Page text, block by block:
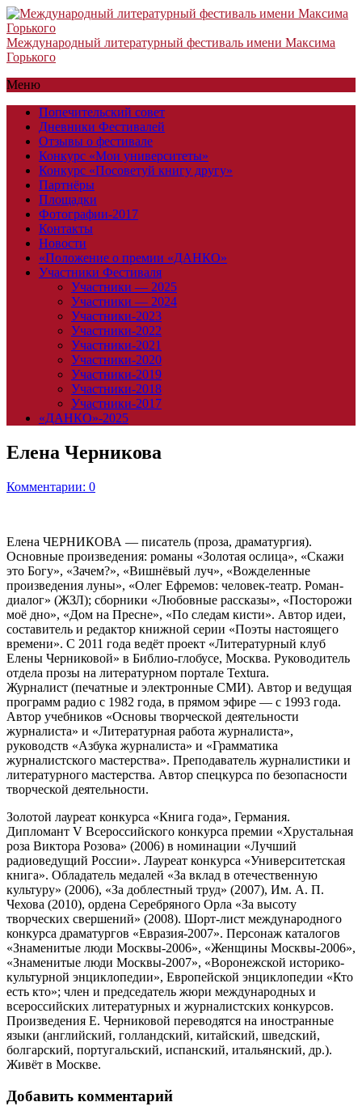
Международный литературный фестиваль имени Максима
Горького
Меню
Попечительский совет
Дневники Фестивалей
Отзывы о фестивале
Конкурс «Мои университеты»
Конкурс «Посоветуй книгу другу»
Партнёры
Площадки
Фотографии-2017
Контакты
Новости
«Положение о премии «ДАНКО»
Участники Фестиваля
Участники — 2025
Участники — 2024
Участники-2023
Участники-2022
Участники-2021
Участники-2020
Участники-2019
Участники-2018
Участники-2017
«ДАНКО»-2025
Елена Черникова
Комментарии: 0
Елена ЧЕРНИКОВА — писатель (проза, драматургия).
Основные произведения: романы «Золотая ослица», «Скажи
это Богу», «Зачем?», «Вишнёвый луч», «Вожделенные
произведения луны», «Олег Ефремов: человек-театр. Роман-
диалог» (ЖЗЛ); сборники «Любовные рассказы», «Посторожи
моё дно», «Дом на Пресне», «По следам кисти». Автор идеи,
составитель и редактор книжной серии «Поэты настоящего
времени». С 2011 года ведёт проект «Литературный клуб
Елены Черниковой» в Библио-глобусе, Москва. Руководитель
отдела прозы на литературном портале Textura.
Журналист (печатные и электронные СМИ). Автор и ведущая
программ радио с 1982 года, в прямом эфире — с 1993 года.
Автор учебников «Основы творческой деятельности
журналиста» и «Литературная работа журналиста»,
руководств «Азбука журналиста» и «Грамматика
журналистского мастерства». Преподаватель журналистики и
литературного мастерства. Автор спецкурса по безопасности
творческой деятельности.
Золотой лауреат конкурса «Книга года», Германия.
Дипломант V Всероссийского конкурса премии «Хрустальная
роза Виктора Розова» (2006) в номинации «Лучший
радиоведущий России». Лауреат конкурса «Университетская
книга». Обладатель медалей «За вклад в отечественную
культуру» (2006), «За доблестный труд» (2007), Им. А. П.
Чехова (2010), ордена Серебряного Орла «За высоту
творческих свершений» (2008). Шорт-лист международного
конкурса драматургов «Евразия-2007». Персонаж каталогов
«Знаменитые люди Москвы-2006», «Женщины Москвы-2006»,
«Знаменитые люди Москвы-2007», «Воронежской историко-
культурной энциклопедии», Европейской энциклопедии «Кто
есть кто»; член и председатель жюри международных и
всероссийских литературных и журналистских конкурсов.
Произведения Е. Черниковой переводятся на иностранные
языки (английский, голландский, китайский, шведский,
болгарский, португальский, испанский, итальянский, др.).
Живёт в Москве.
Добавить комментарий